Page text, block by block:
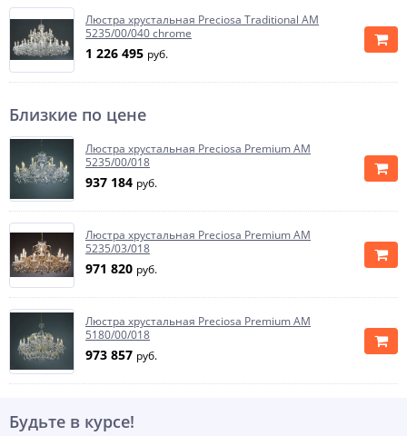
Люстра хрустальная Preciosa Traditional AM
5235/00/040 chrome
1 226 495 руб.
Близкие по цене
Люстра хрустальная Preciosa Premium AM
5235/00/018
937 184 руб.
Люстра хрустальная Preciosa Premium AM
5235/03/018
971 820 руб.
Люстра хрустальная Preciosa Premium AM
5180/00/018
973 857 руб.
Будьте в курсе!